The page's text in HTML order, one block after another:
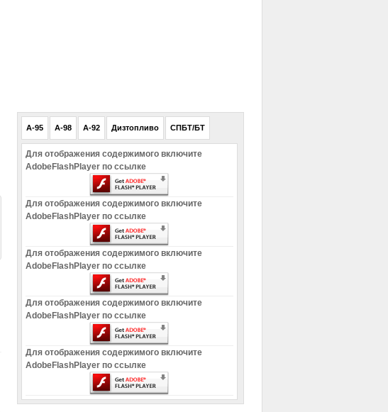
A-95 A-98 A-92 Дизтопливо СПБТ/БТ
Для отображения содержимого включите
AdobeFlashPlayer по ссылке
Для отображения содержимого включите
AdobeFlashPlayer по ссылке
Для отображения содержимого включите
AdobeFlashPlayer по ссылке
Для отображения содержимого включите
AdobeFlashPlayer по ссылке
Для отображения содержимого включите
AdobeFlashPlayer по ссылке